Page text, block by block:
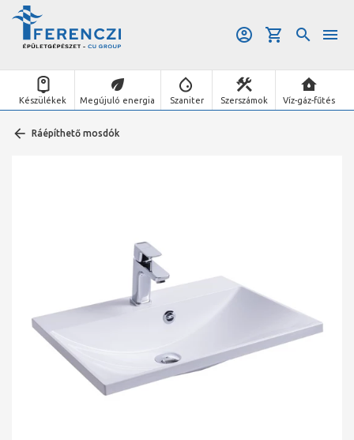
Készülékek Megújuló energia Szaniter Szerszámok Víz-gáz-fűtés
Ráépíthető mosdók